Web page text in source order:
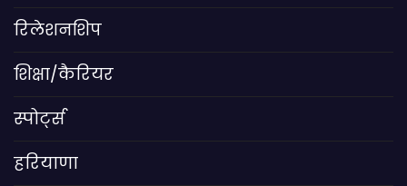
रिलेशनशिप
शिक्षा/कैरियर
स्पोर्ट्स
हरियाणा